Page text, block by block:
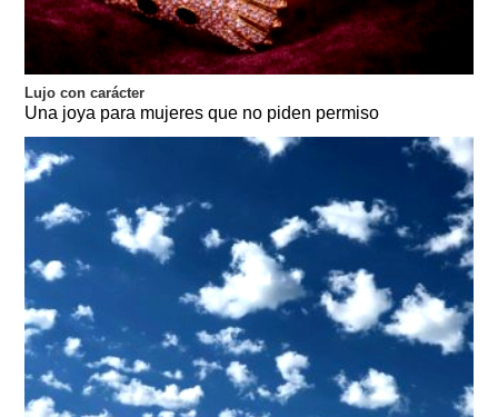
Lujo con carácter
Una joya para mujeres que no piden permiso